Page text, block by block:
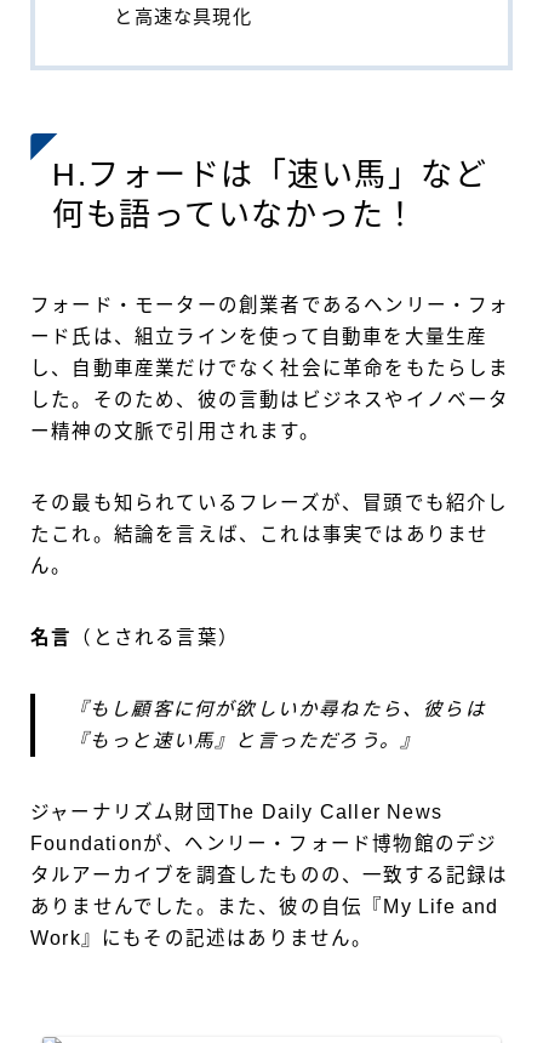
と高速な具現化
H.フォードは「速い馬」など
何も語っていなかった！
フォード・モーターの創業者であるヘンリー・フォ
ード氏は、組立ラインを使って自動車を大量生産
し、自動車産業だけでなく社会に革命をもたらしま
した。そのため、彼の言動はビジネスやイノベータ
ー精神の文脈で引用されます。
その最も知られているフレーズが、冒頭でも紹介し
たこれ。結論を言えば、これは事実ではありませ
ん。
名言 （とされる言葉）
『もし顧客に何が欲しいか尋ねたら、彼らは
『もっと速い馬』と言っただろう。』
ジャーナリズム財団The Daily Caller News
Foundationが、ヘンリー・フォード博物館のデジ
タルアーカイブを調査したものの、一致する記録は
ありませんでした。また、彼の自伝『My Life and
Work』にもその記述はありません。